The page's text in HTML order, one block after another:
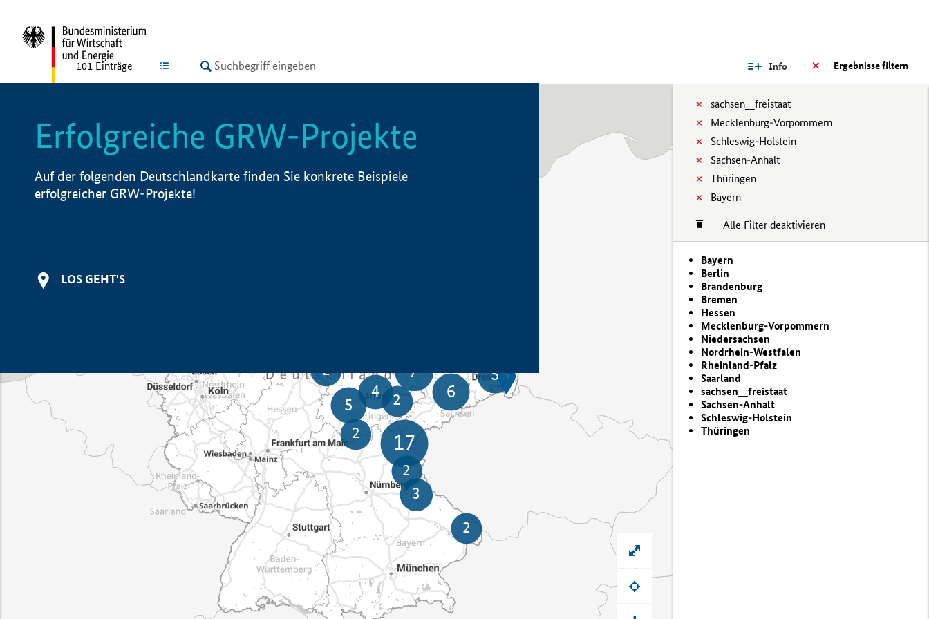
LISTE Ergebnisse filtern
Info
sachsen__freistaat
Mecklenburg-Vorpommern
Schleswig-Holstein
Sachsen-Anhalt
Thüringen
Bayern
Alle Filter deaktivieren
Bayern
Berlin
Brandenburg
Bremen
Hessen
Mecklenburg-Vorpommern
Niedersachsen
Nordrhein-Westfalen
Rheinland-Pfalz
Saarland
sachsen__freistaat
Sachsen-Anhalt
Schleswig-Holstein
Thüringen
101 Einträge
Erfolgreiche GRW-Projekte
Auf der folgenden Deutschlandkarte finden Sie konkrete Beispiele
erfolgreicher GRW-Projekte!
LOS GEHT'S